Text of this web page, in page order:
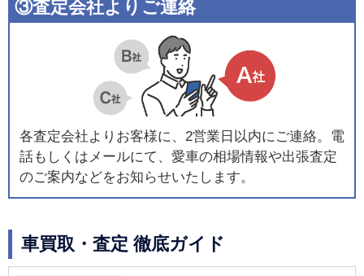
③査定会社よりご連絡
各査定会社よりお客様に、2営業日以内にご連絡。電
話もしくはメールにて、愛車の相場情報や出張査定
のご案内などをお知らせいたします。
車買取・査定 徹底ガイド